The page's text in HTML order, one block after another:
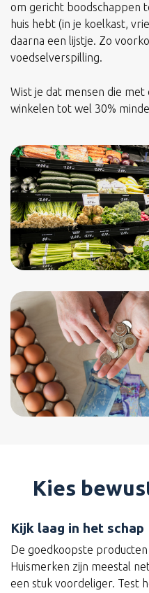
om gericht boodschappen
huis hebt (in je koelkast,
daarna een lijstje. Zo
voedselverspilling.
Wist je dat mensen die
winkelen tot wel 30%
Kies
Kijk laag in het schap
De goedkoopste
Huismerken zijn meestal
een stuk voordeliger. Test